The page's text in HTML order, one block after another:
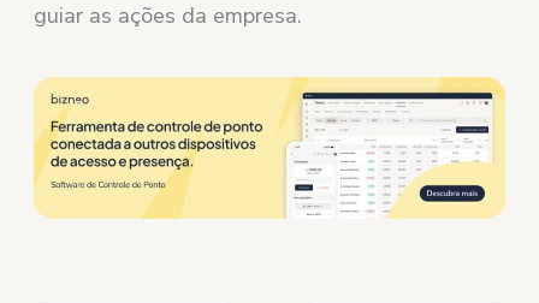
guiar as ações da empresa.